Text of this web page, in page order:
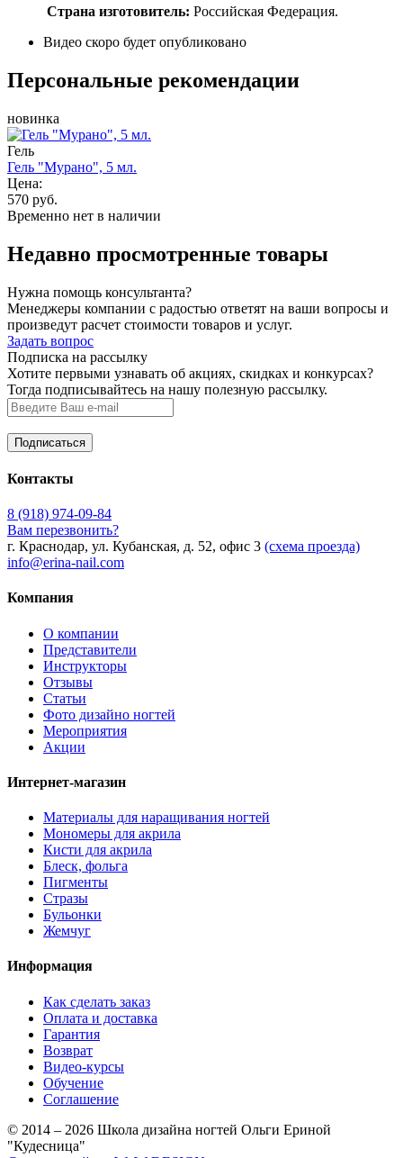
Страна изготовитель: Российская Федерация.
Видео скоро будет опубликовано
Персональные рекомендации
новинка
Гель
Гель "Мурано", 5 мл.
Цена:
570 руб.
Временно нет в наличии
Недавно просмотренные товары
Нужна помощь консультанта?
Менеджеры компании с радостью ответят на ваши вопросы и
произведут расчет стоимости товаров и услуг.
Задать вопрос
Подписка на рассылку
Хотите первыми узнавать об акциях, скидках и конкурсах?
Тогда подписывайтесь на нашу полезную рассылку.
Контакты
8 (918) 974-09-84
Вам перезвонить?
г. Краснодар, ул. Кубанская, д. 52, офис 3 (схема проезда)
info@erina-nail.com
Компания
О компании
Представители
Инструкторы
Отзывы
Статьи
Фото дизайно ногтей
Мероприятия
Акции
Интернет-магазин
Материалы для наращивания ногтей
Мономеры для акрила
Кисти для акрила
Блеск, фольга
Пигменты
Стразы
Бульонки
Жемчуг
Информация
Как сделать заказ
Оплата и доставка
Гарантия
Возврат
Видео-курсы
Обучение
Соглашение
© 2014 – 2026 Школа дизайна ногтей Ольги Ериной
"Кудесница"